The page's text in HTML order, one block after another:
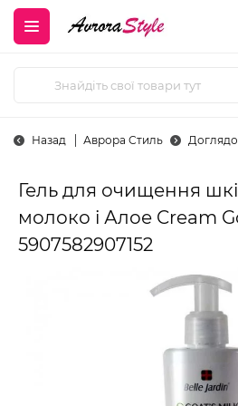
Назад Аврора Стиль
Гель для очищення
молоко і Алое Cream
5907582907152